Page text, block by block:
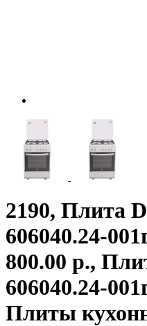
2190, Плита
606040.24-
800.00 р.,
606040.24-
Плиты